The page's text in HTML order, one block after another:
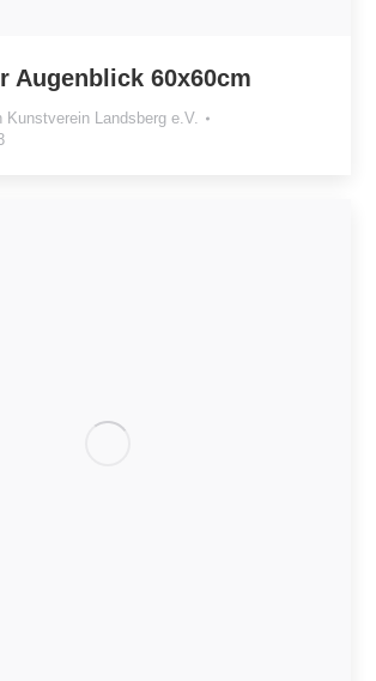
Augenblick 60x60cm
Kunstverein Landsberg e.V.